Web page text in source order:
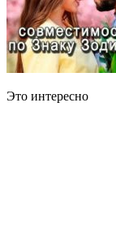
Это интересно